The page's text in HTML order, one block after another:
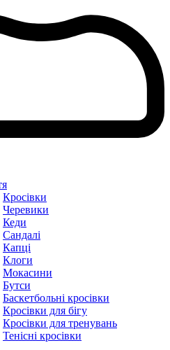
Кросівки
Черевики
Кеди
Сандалі
Капці
Клоги
Мокасини
Бутси
Баскетбольні кросівки
Кросівки для бігу
Кросівки для тренувань
Тенісні кросівки